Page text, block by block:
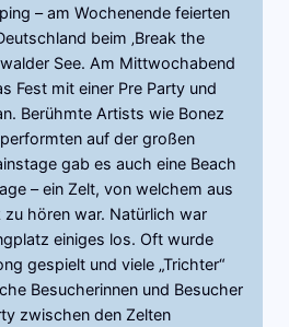
– am Wochenende feierten
beim ‚Break the
See. Am Mittwochabend
Fest mit einer Pre Party und
Berühmte Artists wie Bonez
auf der großen
gab es auch eine Beach
– ein Zelt, von welchem aus
hören war. Natürlich war
einiges los. Oft wurde
gespielt und viele „Trichter“
Besucherinnen und Besucher
zwischen den Zelten